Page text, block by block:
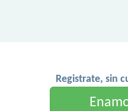
Registrate, sin